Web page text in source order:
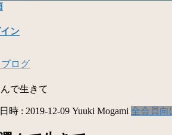
ン
ブログ
で生きて
時 : 2019-12-09 Yuuki Mogami 全会員向